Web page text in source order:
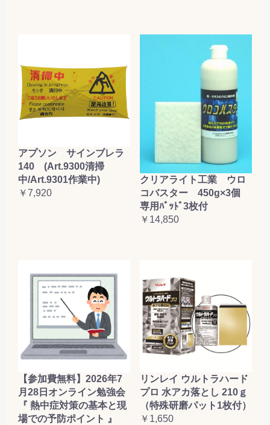
アプソン サインブレラ
140 (Art.9300清掃
中/Art.9301作業中)
￥7,920
クリアライト工業 ウロ
コバスター 450g×3個
専用ﾊﾟｯﾄﾞ3枚付
￥14,850
【参加費無料】2026年7
月28日オンライン勉強会
『 熱中症対策の基本と現
場での予防ポイント 』
リンレイ ウルトラハード
プロ 水アカ落とし 210ｇ
（特殊研磨パット1枚付）
￥1,650